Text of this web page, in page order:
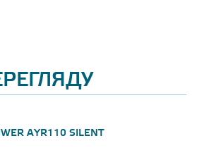
AYR110 SILENT